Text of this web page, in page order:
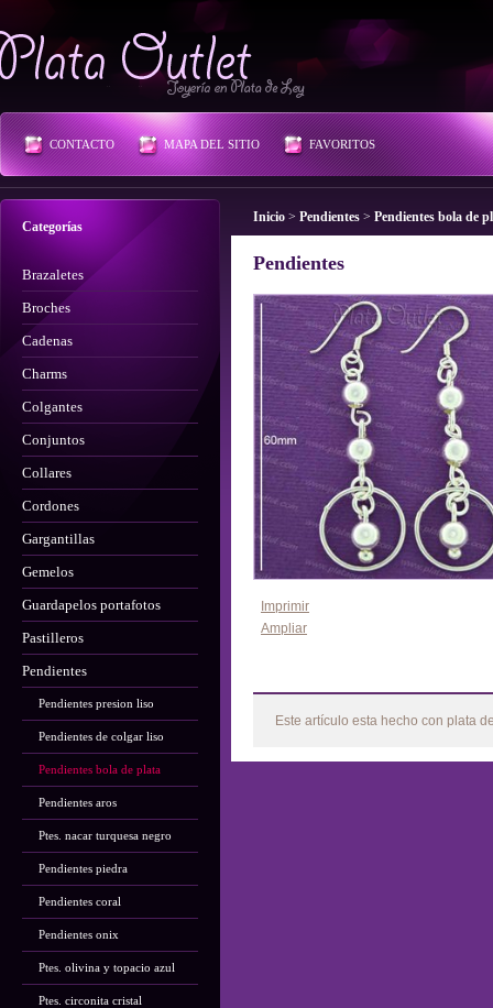
CONTACTO MAPA DEL SITIO FAVORITOS
Categorías
Brazaletes
Broches
Cadenas
Charms
Colgantes
Conjuntos
Collares
Cordones
Gargantillas
Gemelos
Guardapelos portafotos
Pastilleros
Pendientes
Pendientes presion liso
Pendientes de colgar liso
Pendientes bola de plata
Pendientes aros
Ptes. nacar turquesa negro
Pendientes piedra
Pendientes coral
Pendientes onix
Ptes. olivina y topacio azul
Ptes. circonita cristal
Inicio > Pendientes > Pendientes bola de
Pendientes
Imprimir
Ampliar
Este artículo esta hecho con plata